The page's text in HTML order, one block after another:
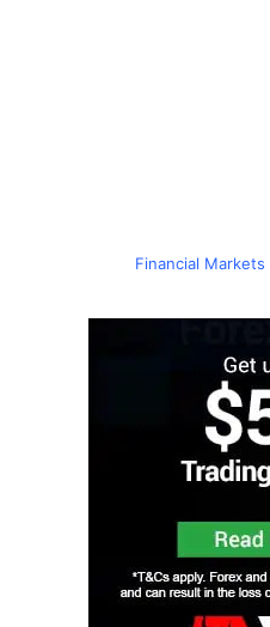
Financial Markets